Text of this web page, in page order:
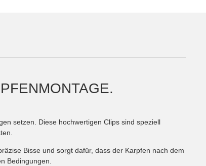
setzen. Diese hochwertigen Clips sind speziell
Bisse und sorgt dafür, dass der Karpfen nach dem
Bedingungen.